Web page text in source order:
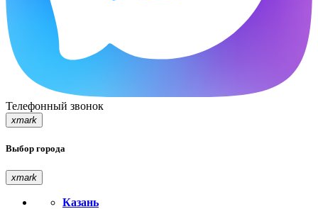
Телефонный звонок
xmark
Выбор города
xmark
Казань